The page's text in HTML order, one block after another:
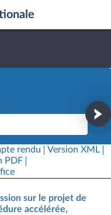
rendu
Version XML
PDF
sur le projet de
accélérée,